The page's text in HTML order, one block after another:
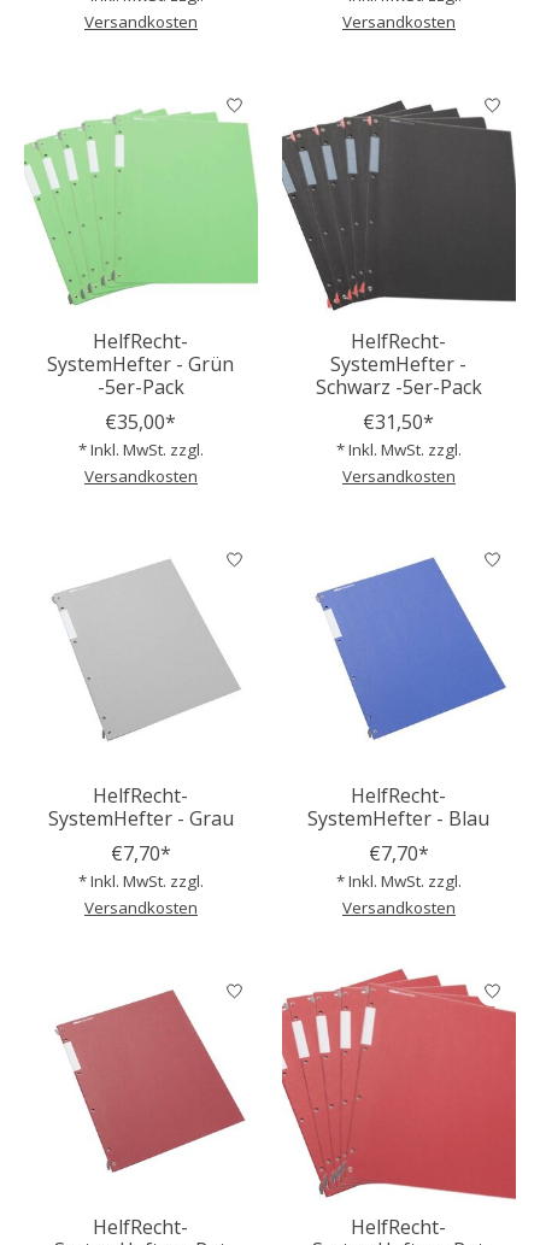
Versandkosten
Versandkosten
HelfRecht-
SystemHefter - Grün
-5er-Pack
€35,00*
* Inkl. MwSt. zzgl.
Versandkosten
HelfRecht-
SystemHefter -
Schwarz -5er-Pack
€31,50*
* Inkl. MwSt. zzgl.
Versandkosten
HelfRecht-
SystemHefter - Grau
€7,70*
* Inkl. MwSt. zzgl.
Versandkosten
HelfRecht-
SystemHefter - Blau
€7,70*
* Inkl. MwSt. zzgl.
Versandkosten
HelfRecht-
HelfRecht-